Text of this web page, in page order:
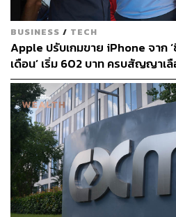
BUSINESS / TECH
Apple ปรับเกมขาย iPhone จาก ‘
เดือน’ เริ่ม 602 บาท ครบสัญญาเ
หรือจ่ายเพิ่มเพื่อเก็บไว้